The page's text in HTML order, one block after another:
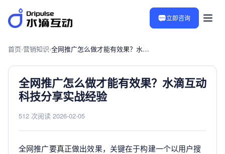
立即咨询
首页›营销知识› 全网推广怎么做才能有效果？水滴互动科技分享实战经验
全网推广怎么做才能有效果？水滴互动
科技分享实战经验
512 次阅读 2026-02-05
全网推广要真正做出效果，关键在于构建一个以用户搜